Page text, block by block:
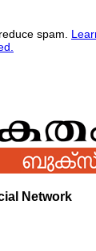
spam.
Network